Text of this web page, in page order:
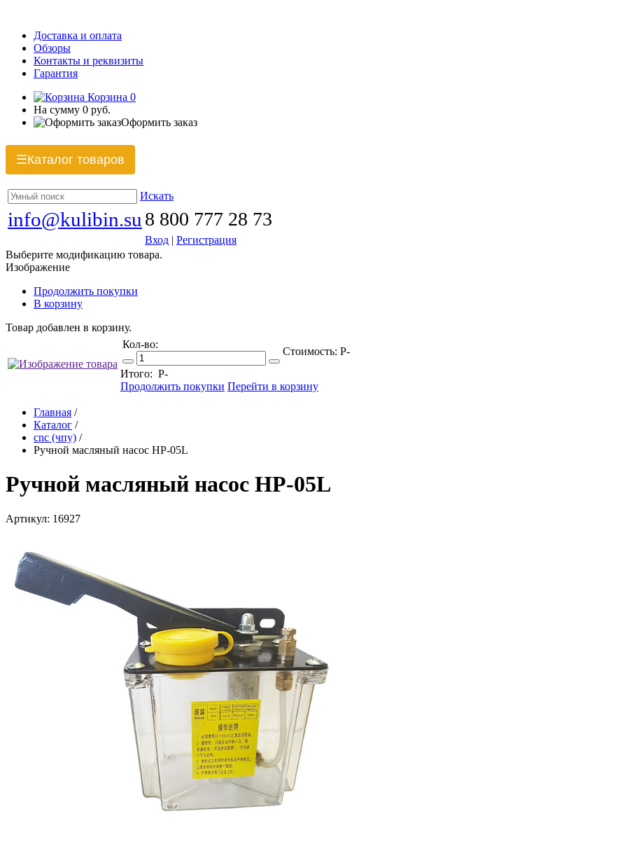
Доставка и оплата
Обзоры
Контакты и реквизиты
Гарантия
Корзина 0
На сумму 0 руб.
Оформить заказ
☰Каталог товаров
Искать
info@kulibin.su 8 800 777 28 73
Вход | Регистрация
Выберите модификацию товара.
Изображение
Продолжить покупки
В корзину
Товар добавлен в корзину.
Кол-во:
Стоимость: Р-
Итого: Р-
Продолжить покупки Перейти в корзину
Главная /
Каталог /
cnc (чпу) /
Ручной масляный насос HP-05L
Ручной масляный насос HP-05L
Артикул: 16927